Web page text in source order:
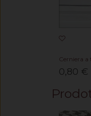
Cerniera a
0,80 €